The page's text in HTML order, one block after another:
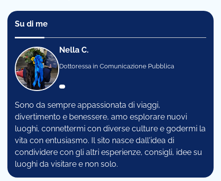
Su di me
Nella C.
Dottoressa in Comunicazione Pubblica
Sono da sempre appassionata di viaggi,
divertimento e benessere, amo esplorare nuovi
luoghi, connettermi con diverse culture e godermi la
vita con entusiasmo. Il sito nasce dall'idea di
condividere con gli altri esperienze, consigli, idee su
luoghi da visitare e non solo.